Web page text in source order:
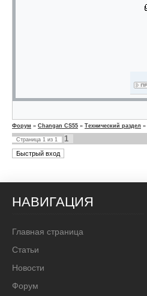
Форум » Changan CS55 » Технический раздел »
Страница 1 из 1 1
НАВИГАЦИЯ
Главная страница
Статьи
Новости
Форум